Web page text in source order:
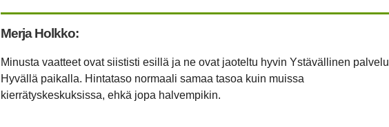
Merja Holkko:
Minusta vaatteet ovat siististi esillä ja ne ovat jaoteltu hyvin Ystävällinen palvelu
Hyvällä paikalla. Hintataso normaali samaa tasoa kuin muissa
kierrätyskeskuksissa, ehkä jopa halvempikin.